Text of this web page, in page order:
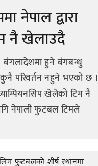
नेपाल द्वारा
नै खेलाउदै
हुने बंगबन्धु
परिवर्तन नहुने भएको छ ।
खेलेको टिम नै
नेपाली फुटबल टिमले